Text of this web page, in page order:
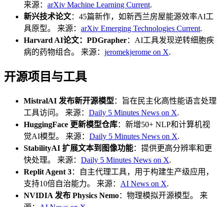
来源： arXiv Machine Learning Current.
新兴技术论文：45篇新作，如新西兰房屋能源效率AI工
具原型。 来源： arXiv Emerging Technologies Current.
Harvard AI论文：PDGrapher：AI工具发现逆转细胞疾
病的药物组合。 来源： jeromekjerome on X.
开源项目与工具
MistralAI 发布新开源模型 ：旨在民主化高性能语言处理
工具访问。 来源： Daily 5 Minutes News on X.
HuggingFace 更新模型仓库：新增50+ NLP和计算机视
觉AI模型。 来源： Daily 5 Minutes News on X.
StabilityAI 扩展文本到图像功能：提供更高分辨率和更
快处理。 来源： Daily 5 Minutes News on X.
Replit Agent 3：自主代理工具，用于构建生产级应用，
支持10倍自治能力。 来源： AI News on X.
NVIDIA 发布 Physics Nemo：物理模拟开源模型。 来